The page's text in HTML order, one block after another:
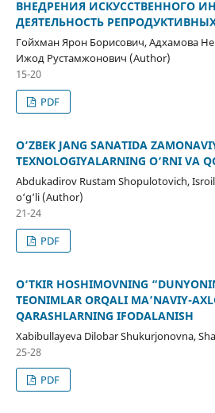
ВНЕДРЕНИЯ ИСКУССТВЕННОГО
ДЕЯТЕЛЬНОСТЬ
Гойхман Ярон Борисович, Адхамова
Ижод Рустамжонович (Author)
15-20
PDF
O‘ZBEK JANG SANATIDA
TEXNOLOGIYALARNING O‘RNI VA
Abdukadirov Rustam Shopulotovich,
o‘g‘li (Author)
21-24
PDF
O‘TKIR HOSHIMOVNING
TEONIMLAR ORQALI MA’NAVIY-
QARASHLARNING IFODALANISH
Xabibullayeva Dilobar Shukurjonovna,
25-28
PDF